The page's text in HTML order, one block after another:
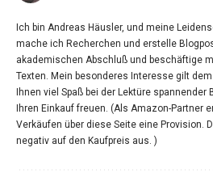
Ich bin Andreas Häusler, und meine
mache ich Recherchen und erstelle
akademischen Abschluß und beschäftige
Texten. Mein besonderes Interesse gilt
Ihnen viel Spaß bei der Lektüre spannender
Ihren Einkauf freuen. (Als Amazon-Partner
Verkäufen über diese Seite eine Provision.
negativ auf den Kaufpreis aus. )